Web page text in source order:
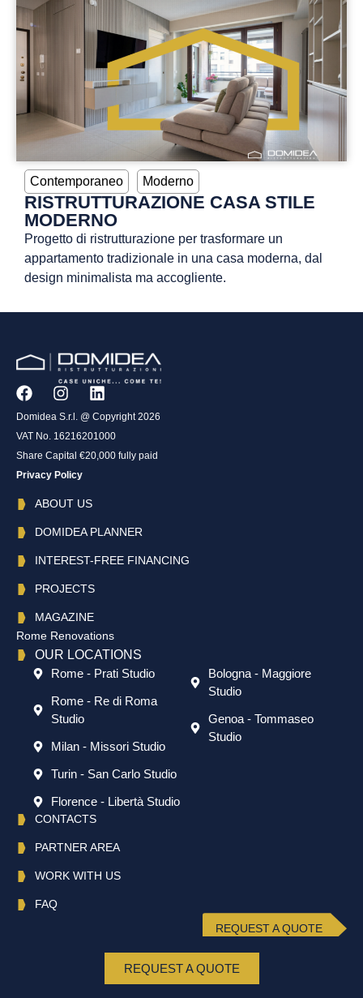
Contemporaneo Moderno
RISTRUTTURAZIONE CASA STILE
MODERNO
Progetto di ristrutturazione per trasformare un
appartamento tradizionale in una casa moderna, dal
design minimalista ma accogliente.
Domidea S.r.l. @ Copyright 2026
VAT No. 16216201000
Share Capital €20,000 fully paid
Privacy Policy
ABOUT US
DOMIDEA PLANNER
INTEREST-FREE FINANCING
PROJECTS
MAGAZINE
Rome Renovations
OUR LOCATIONS
Rome - Prati Studio
Rome - Re di Roma
Studio
Milan - Missori Studio
Turin - San Carlo Studio
Florence - Libertà Studio
Bologna - Maggiore
Studio
Genoa - Tommaseo
Studio
CONTACTS
PARTNER AREA
WORK WITH US
FAQ
REQUEST A QUOTE
REQUEST A QUOTE